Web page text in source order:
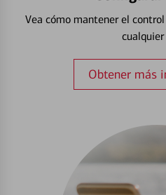
Vea cómo mantener el
Obtener más